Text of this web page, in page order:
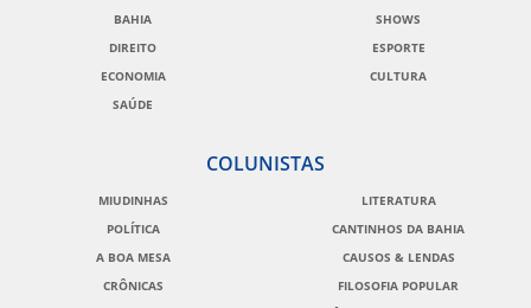
BAHIA
DIREITO
ECONOMIA
SAÚDE
SHOWS
ESPORTE
CULTURA
COLUNISTAS
MIUDINHAS
POLÍTICA
A BOA MESA
CRÔNICAS
LITERATURA
CANTINHOS DA BAHIA
CAUSOS & LENDAS
FILOSOFIA POPULAR